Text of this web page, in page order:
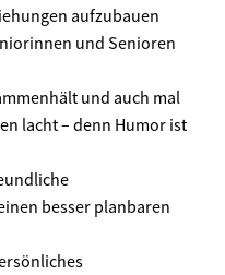
aufzubauen
und Senioren
und auch mal
lacht – denn Humor ist
besser planbaren